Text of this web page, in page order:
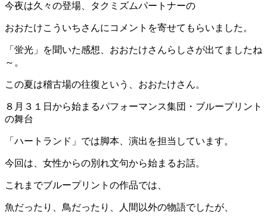
今夜は久々の登場、タクミズムパートナーの
おおたけこういちさんにコメントを寄せてもらいました。
「蛍光」を聞いた感想、おおたけさんらしさが出てましたね
～。
この夏は稽古場の往復という、おおたけさん。
８月３１日から始まるパフォーマンス集団・ブループリント
の舞台
「ハートランド」では脚本、演出を担当しています。
今回は、女性からの別れ文句から始まるお話。
これまでブループリントの作品では、
魚だったり、鳥だったり、人間以外の物語でしたが、